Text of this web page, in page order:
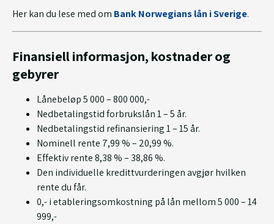
Her kan du lese med om Bank Norwegians lån i Sverige.
Finansiell informasjon, kostnader og
gebyrer
Lånebeløp 5 000 – 800 000,-
Nedbetalingstid forbrukslån 1 – 5 år.
Nedbetalingstid refinansiering 1 – 15 år.
Nominell rente 7,99 % – 20,99 %.
Effektiv rente 8,38 % – 38,86 %.
Den individuelle kredittvurderingen avgjør hvilken
rente du får.
0,- i etableringsomkostning på lån mellom 5 000 – 14
999,-